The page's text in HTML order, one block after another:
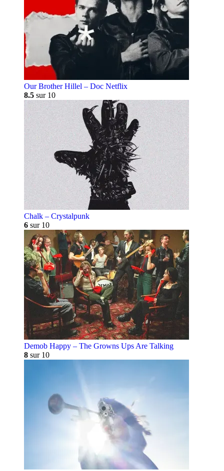
Our Brother Hillel – Doc Netflix
8.5 sur 10
Chalk – Crystalpunk
6 sur 10
Demob Happy – The Growns Ups Are Talking
8 sur 10